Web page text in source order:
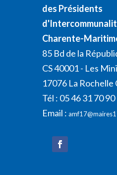
des Présidents
Charente-
85 Bd de la
CS 40001 - Les
17076 La Rochelle
Tél : 05 46 31 70 90
Email :